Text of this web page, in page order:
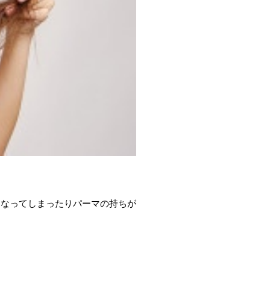
ってしまったりパーマの持ちが